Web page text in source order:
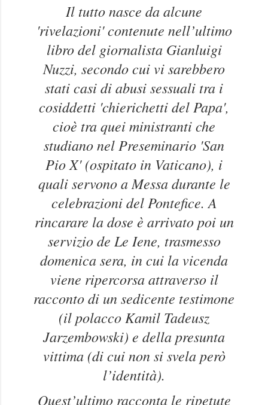
Il tutto nasce da alcune
'rivelazioni' contenute nell’ultimo
libro del giornalista Gianluigi
Nuzzi, secondo cui vi sarebbero
stati casi di abusi sessuali tra i
cosiddetti 'chierichetti del Papa',
cioè tra quei ministranti che
studiano nel Preseminario 'San
Pio X' (ospitato in Vaticano), i
quali servono a Messa durante le
celebrazioni del Pontefice. A
rincarare la dose è arrivato poi un
servizio de Le Iene, trasmesso
domenica sera, in cui la vicenda
viene ripercorsa attraverso il
racconto di un sedicente testimone
(il polacco Kamil Tadeusz
Jarzembowski) e della presunta
vittima (di cui non si svela però
l’identità).
Quest’ultimo racconta le ripetute